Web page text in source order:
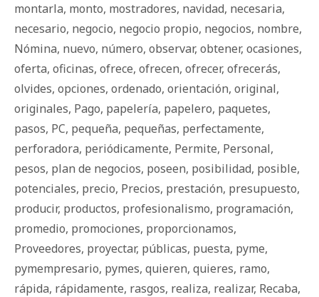
montarla, monto, mostradores, navidad, necesaria,
necesario, negocio, negocio propio, negocios, nombre,
Nómina, nuevo, número, observar, obtener, ocasiones,
oferta, oficinas, ofrece, ofrecen, ofrecer, ofrecerás,
olvides, opciones, ordenado, orientación, original,
originales, Pago, papelería, papelero, paquetes,
pasos, PC, pequeña, pequeñas, perfectamente,
perforadora, periódicamente, Permite, Personal,
pesos, plan de negocios, poseen, posibilidad, posible,
potenciales, precio, Precios, prestación, presupuesto,
producir, productos, profesionalismo, programación,
promedio, promociones, proporcionamos,
Proveedores, proyectar, públicas, puesta, pyme,
pymempresario, pymes, quieren, quieres, ramo,
rápida, rápidamente, rasgos, realiza, realizar, Recaba,